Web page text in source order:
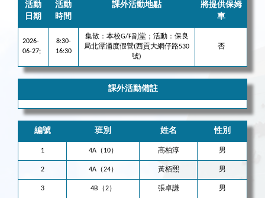
活動
日期
活動
時間
課外活動地點
將提供保姆
車
2026-
06-27;
8:30-
16:30
集散：本校G/F副堂；活動：保良
局北潭涌度假營(西貢大網仔路530
號)
否
課外活動備註
編號 班別 姓名 性別
1 4A（10） 高柏淳 男
2 4A（24） 黃栢熙 男
3 4B（2） 張卓謙 男